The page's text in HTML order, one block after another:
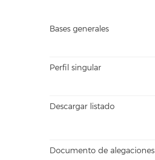
Bases generales
Perfil singular
Descargar listado
Documento de alegaciones